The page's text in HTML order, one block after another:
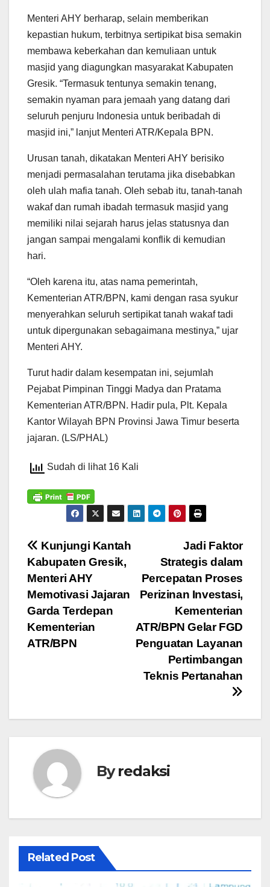
Menteri AHY berharap, selain memberikan
kepastian hukum, terbitnya sertipikat bisa semakin
membawa keberkahan dan kemuliaan untuk
masjid yang diagungkan masyarakat Kabupaten
Gresik. “Termasuk tentunya semakin tenang,
semakin nyaman para jemaah yang datang dari
seluruh penjuru Indonesia untuk beribadah di
masjid ini,” lanjut Menteri ATR/Kepala BPN.
Urusan tanah, dikatakan Menteri AHY berisiko
menjadi permasalahan terutama jika disebabkan
oleh ulah mafia tanah. Oleh sebab itu, tanah-tanah
wakaf dan rumah ibadah termasuk masjid yang
memiliki nilai sejarah harus jelas statusnya dan
jangan sampai mengalami konflik di kemudian
hari.
“Oleh karena itu, atas nama pemerintah,
Kementerian ATR/BPN, kami dengan rasa syukur
menyerahkan seluruh sertipikat tanah wakaf tadi
untuk dipergunakan sebagaimana mestinya,” ujar
Menteri AHY.
Turut hadir dalam kesempatan ini, sejumlah
Pejabat Pimpinan Tinggi Madya dan Pratama
Kementerian ATR/BPN. Hadir pula, Plt. Kepala
Kantor Wilayah BPN Provinsi Jawa Timur beserta
jajaran. (LS/PHAL)
Sudah di lihat 16 Kali
Navigasi
pos
Jadi Faktor
Strategis dalam
Percepatan Proses
Perizinan Investasi,
Kementerian
ATR/BPN Gelar FGD
Penguatan Layanan
Pertimbangan
Teknis Pertanahan
Kunjungi Kantah
Kabupaten Gresik,
Menteri AHY
Memotivasi Jajaran
Garda Terdepan
Kementerian
ATR/BPN
Byredaksi
Related Post